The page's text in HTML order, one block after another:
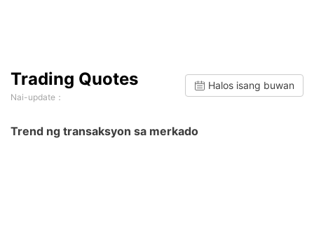
Trading Quotes
Nai-update：
Halos isang buwan
Trend ng transaksyon sa merkado